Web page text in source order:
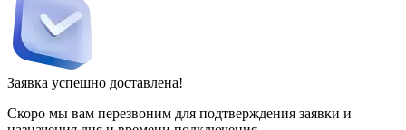
Заявка успешно доставлена!
Скоро мы вам перезвоним для подтверждения заявки и